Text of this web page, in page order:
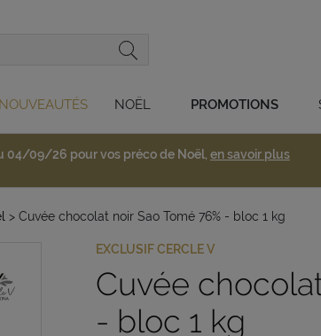
NOUVEAUTÉS NOËL PROMOTIONS
04/09/26 pour vos préco de Noël, en savoir plus
> Cuvée chocolat noir Sao Tomé 76% - bloc 1 kg
EXCLUSIF CERCLE V
Cuvée
- bloc 1 kg